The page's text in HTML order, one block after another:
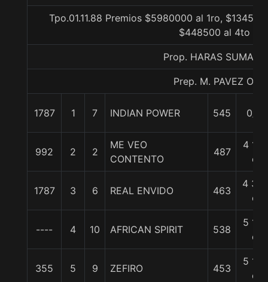
Tpo.01.11.88 Premios $5980000 al 1ro,
$448500 al 4to
Prop. HARAS SUMAYA
Prep. M. PAVEZ O.
1787 1 7 INDIAN POWER 545 0/0
992 2 2
ME VEO
CONTENTO
487
4 1/4
c
1787 3 6 REAL ENVIDO 463
4 3/4
c
---- 4 10 AFRICAN SPIRIT 538
5 1/4
c
355 5 9 ZEFIRO 453
5 1/4
c